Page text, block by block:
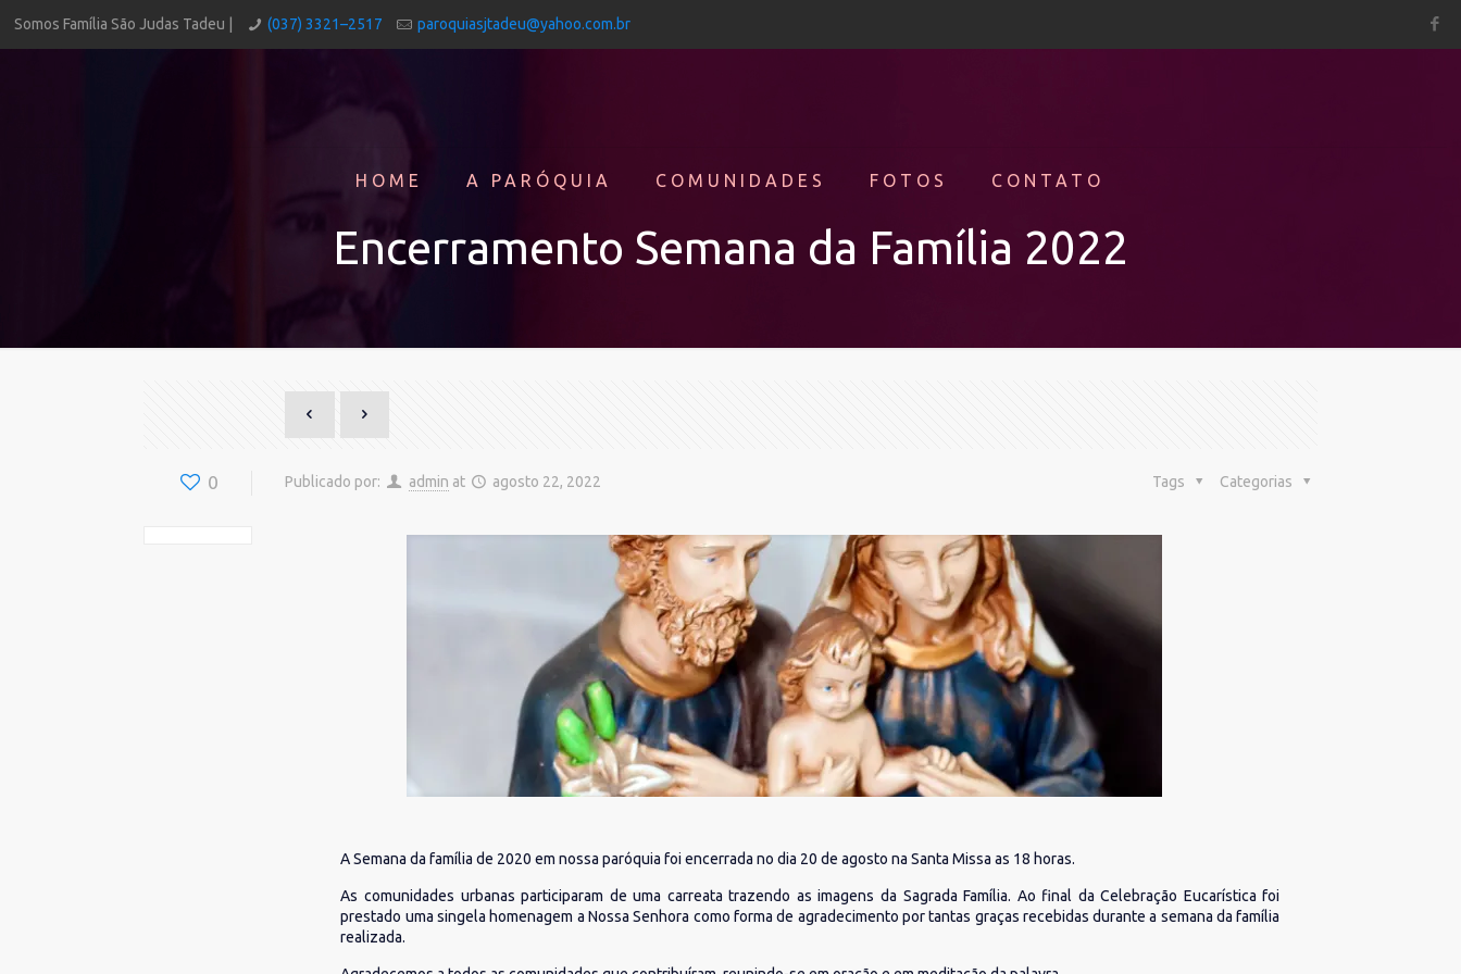
Somos Família São Judas Tadeu | (037) 3321–2517 paroquiasjtadeu@yahoo.com.br
HOME A PARÓQUIA COMUNIDADES FOTOS CONTATO
Encerramento Semana da Família 2022
0 Publicado por: admin at agosto 22, 2022 Categorias
Tags
A Semana da família de 2020 em nossa paróquia foi encerrada no dia 20 de agosto na Santa Missa as 18 horas.
As comunidades urbanas participaram de uma carreata trazendo as imagens da Sagrada Família. Ao final da Celebração Eucarística foi
prestado uma singela homenagem a Nossa Senhora como forma de agradecimento por tantas graças recebidas durante a semana da família
realizada.